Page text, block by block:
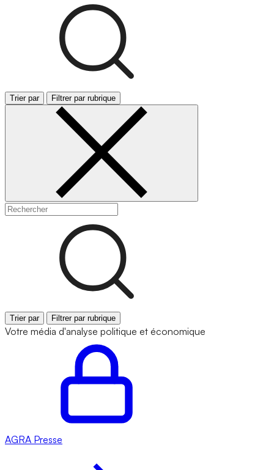
Trier par Filtrer par rubrique
Trier par Filtrer par rubrique
Votre média d'analyse politique et économique
AGRA Presse